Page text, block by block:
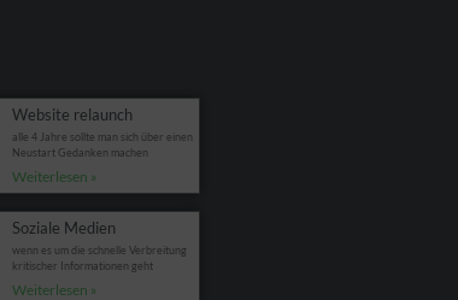
Website relaunch
alle 4 Jahre sollte man sich über einen
Neustart Gedanken machen
Weiterlesen »
Soziale Medien
wenn es um die schnelle Verbreitung
kritischer Informationen geht
Weiterlesen »